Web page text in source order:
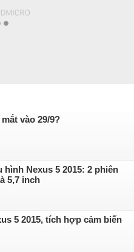
vào 29/9?
hình Nexus 5 2015: 2 phiên
5,7 inch
5 2015, tích hợp cảm biến